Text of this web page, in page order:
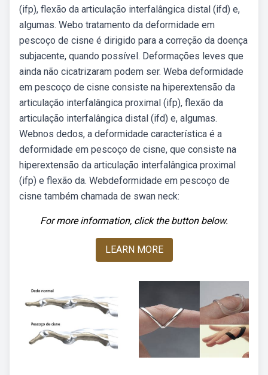
(ifp), flexão da articulação interfalângica distal (ifd) e,
algumas. Webo tratamento da deformidade em
pescoço de cisne é dirigido para a correção da doença
subjacente, quando possível. Deformações leves que
ainda não cicatrizaram podem ser. Weba deformidade
em pescoço de cisne consiste na hiperextensão da
articulação interfalângica proximal (ifp), flexão da
articulação interfalângica distal (ifd) e, algumas.
Webnos dedos, a deformidade característica é a
deformidade em pescoço de cisne, que consiste na
hiperextensão da articulação interfalângica proximal
(ifp) e flexão da. Webdeformidade em pescoço de
cisne também chamada de swan neck:
For more information, click the button below.
LEARN MORE